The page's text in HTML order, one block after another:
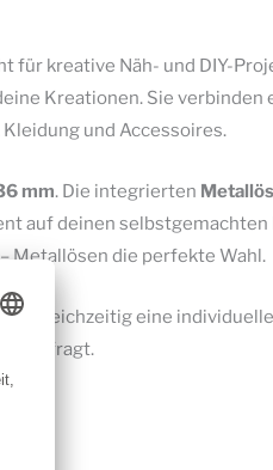
für kreative Näh- und DIY-
Kreationen. Sie verbinden
und Accessoires.
mm. Die integrierten
auf deinen
Metallösen die perfekte Wahl.
gleichzeitig eine
gefragt.